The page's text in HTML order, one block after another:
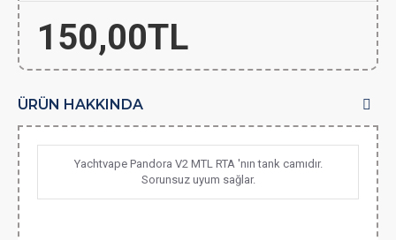
150,00TL
ÜRÜN HAKKINDA
Yachtvape Pandora V2 MTL RTA 'nın tank camıdır.
Sorunsuz uyum sağlar.